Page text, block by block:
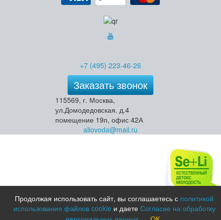
+7 (495) 223-46-26
Заказать звонок
115569, г. Москва,
ул.Домодедовская. д.4
помещение 19п, офис 42А
allovoda@mail.ru
Продолжая использовать сайт, вы соглашаетесь с политикой
использования файлов cookie и даете Согласие на обработку